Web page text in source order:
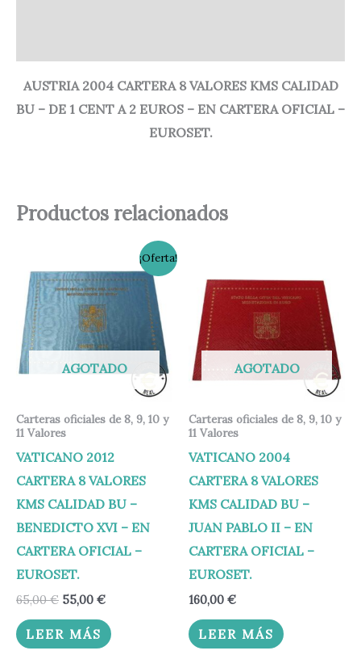
AUSTRIA 2004 CARTERA 8 VALORES KMS CALIDAD
BU – DE 1 CENT A 2 EUROS – EN CARTERA OFICIAL –
EUROSET.
Productos relacionados
¡Oferta!
AGOTADO
Carteras oficiales de 8, 9, 10 y
11 Valores
VATICANO 2012
CARTERA 8 VALORES
KMS CALIDAD BU –
BENEDICTO XVI – EN
CARTERA OFICIAL –
EUROSET.
65,00€
original
era:
65,00 €.
55,00 €
precio
actual
es:
55,00 €.
LEER MÁS
AGOTADO
Carteras oficiales de 8, 9, 10 y
11 Valores
VATICANO 2004
CARTERA 8 VALORES
KMS CALIDAD BU –
JUAN PABLO II – EN
CARTERA OFICIAL –
EUROSET.
160,00 €
LEER MÁS